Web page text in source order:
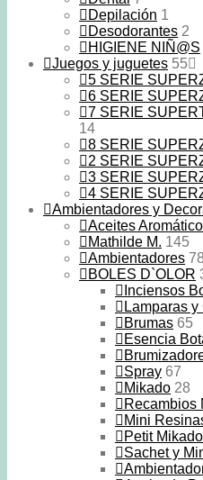
Depilación 1
Desodorantes 2
HIGIENE NIÑ@S
Juegos y juguetes 55
5 SERIE
6 SERIE
7 SERIE
14
8 SERIE
2 SERIE
3 SERIE
4 SERIE
Ambientadores y
Aceites
Mathilde M. 145
Ambientadores 78
BOLES D`OLOR
Inciensos
Lamparas
Brumas 65
Esencia
Spray 67
Mikado 28
Recambios
Mini
Petit Mikado
Sachet y